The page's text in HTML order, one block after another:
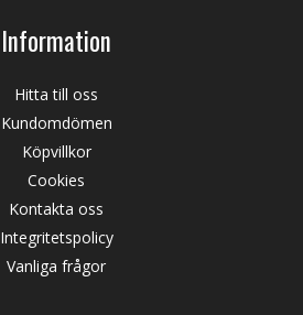
Information
Hitta till oss
Kundomdömen
Köpvillkor
Cookies
Kontakta oss
Integritetspolicy
Vanliga frågor